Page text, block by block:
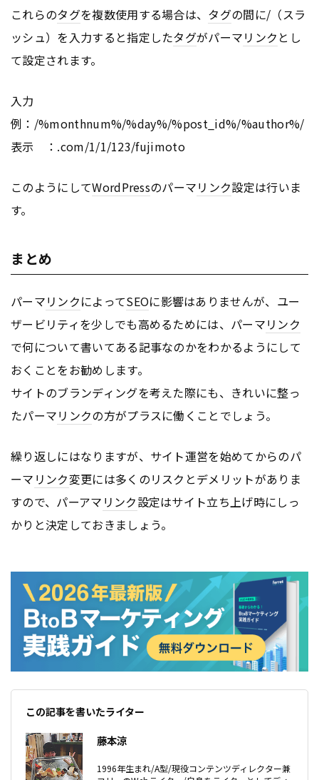
これらのタグを複数使用する場合は、 タグの間に/（スラ
ッシュ）を入力すると指定したタグがパーマリンク とし
て設定されます。
入力
例：/%monthnum%/%day%/%post_id%/%author%/
表示 ：.com/1/1/123/fujimoto
このようにしてWordPressのパーマリンク設定は行いま
す。
まとめ
パーマリンクによってSEOに影響はありませんが、ユー
ザービリティを少しでも高めるためには、パーマリンク
で何について書いてある記事なのかをわかるようにして
おくことをお勧めします。
サイトのブランディングを考えた際にも、きれいに整っ
たパーマリンクの方がプラスに働くことでしょう。
繰り返しにはなりますが、サイト運営を始めてからのパ
ーマ リンク変更には多くのリスクとデメリットがありま
すので、パーアマ リンク設定はサイト立ち上げ時にしっ
かりと決定しておきましょう。
この記事を書いたライター
藤本涼
1996年生まれ/A型/現役コンテンツディレクター兼